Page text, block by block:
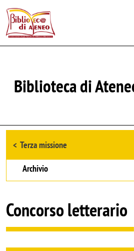
Biblioteca di
Browse the section
Terza missione
Archivio
Concorso letterario